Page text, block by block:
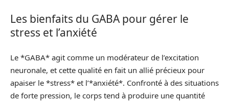
Les bienfaits du GABA pour gérer le
stress et l’anxiété
Le *GABA* agit comme un modérateur de l’excitation
neuronale, et cette qualité en fait un allié précieux pour
apaiser le *stress* et l’*anxiété*. Confronté à des situations
de forte pression, le corps tend à produire une quantité